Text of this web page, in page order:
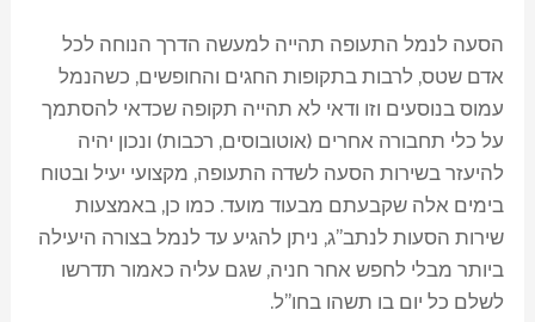
הסעה לנמל התעופה תהייה למעשה הדרך הנוחה לכל
אדם שטס, לרבות בתקופות החגים והחופשים, כשהנמל
עמוס בנוסעים וזו ודאי לא תהייה תקופה שכדאי להסתמך
על כלי תחבורה אחרים (אוטובוסים, רכבות) ונכון יהיה
להיעזר בשירות הסעה לשדה התעופה, מקצועי יעיל ובטוח
בימים אלה שקבעתם מבעוד מועד. כמו כן, באמצעות
שירות הסעות לנתב"ג, ניתן להגיע עד לנמל בצורה היעילה
ביותר מבלי לחפש אחר חניה, שגם עליה כאמור תדרשו
לשלם כל יום בו תשהו בחו"ל.